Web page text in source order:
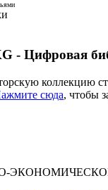
- Цифровая
коллекцию
сюда, чтобы